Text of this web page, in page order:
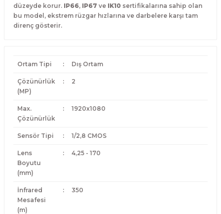
düzeyde korur. IP66, IP67 ve IK10 sertifikalarına sahip olan
bu model, ekstrem rüzgar hızlarına ve darbelere karşı tam
direnç gösterir.
Ortam Tipi : Dış Ortam
Çözünürlük
(MP)
: 2
Max.
Çözünürlük
: 1920x1080
Sensör Tipi : 1/2,8 CMOS
Lens
Boyutu
(mm)
: 4,25 - 170
İnfrared
Mesafesi
(m)
: 350